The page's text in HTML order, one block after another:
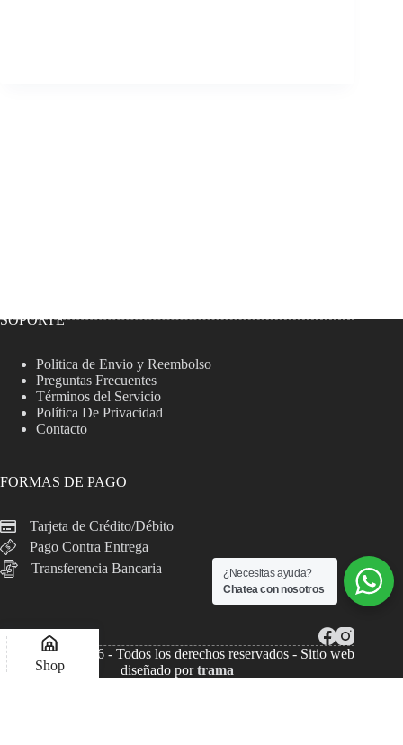
SOPORTE
Politica de Envio y Reembolso
Preguntas Frecuentes
Términos del Servicio
Política De Privacidad
Contacto
FORMAS DE PAGO
Tarjeta de Crédito/Débito
Pago Contra Entrega
Transferencia Bancaria
Copyright © 2026 - Todos los derechos reservados - Sitio web
diseñado portrama
¿Necesitas ayuda?
Chatea con nosotros
Shop